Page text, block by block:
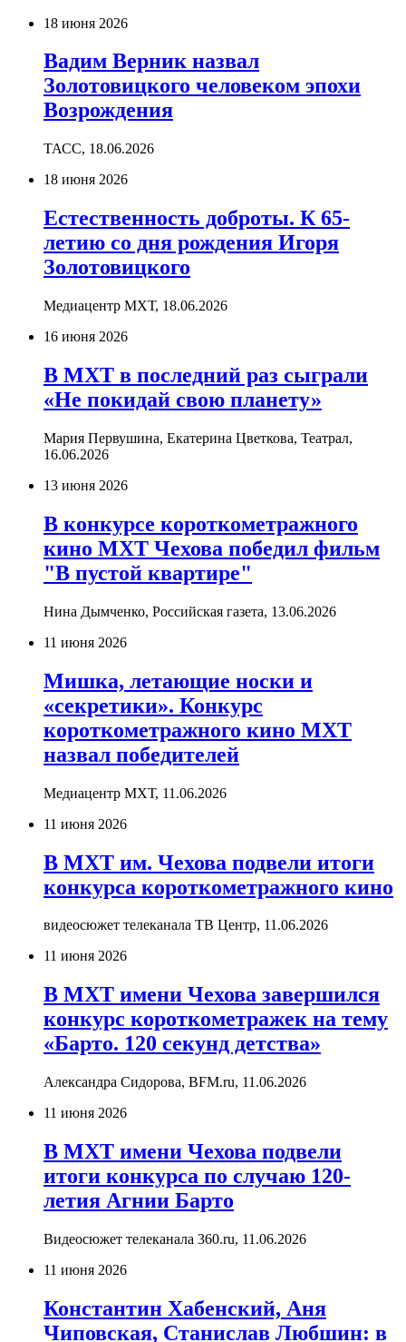
18 июня 2026
Вадим Верник назвал
Золотовицкого человеком эпохи
Возрождения
ТАСС, 18.06.2026
18 июня 2026
Естественность доброты. К 65-
летию со дня рождения Игоря
Золотовицкого
Медиацентр МХТ, 18.06.2026
16 июня 2026
В МХТ в последний раз сыграли
«Не покидай свою планету»
Мария Первушина, Екатерина Цветкова, Театрал,
16.06.2026
13 июня 2026
В конкурсе короткометражного
кино МХТ Чехова победил фильм
"В пустой квартире"
Нина Дымченко, Российская газета, 13.06.2026
11 июня 2026
Мишка, летающие носки и
«секретики». Конкурс
короткометражного кино МХТ
назвал победителей
Медиацентр МХТ, 11.06.2026
11 июня 2026
В МХТ им. Чехова подвели итоги
конкурса короткометражного кино
видеосюжет телеканала ТВ Центр, 11.06.2026
11 июня 2026
В МХТ имени Чехова завершился
конкурс короткометражек на тему
«Барто. 120 секунд детства»
Александра Сидорова, BFM.ru, 11.06.2026
11 июня 2026
В МХТ имени Чехова подвели
итоги конкурса по случаю 120-
летия Агнии Барто
Видеосюжет телеканала 360.ru, 11.06.2026
11 июня 2026
Константин Хабенский, Аня
Чиповская, Станислав Любшин: в